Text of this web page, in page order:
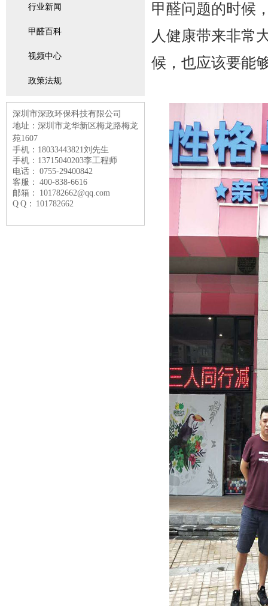
甲醛问题的时候
人健康带来非常
候，也应该要能
行业新闻
甲醛百科
视频中心
政策法规
深圳市深政环保科技有限公司
地址：深圳市龙华新区梅龙路梅龙
苑1607
手机：18033443821刘先生
手机：13715040203李工程师
电话： 0755-29400842
客服： 400-838-6616
邮箱： 101782662@qq.com
Q Q： 101782662